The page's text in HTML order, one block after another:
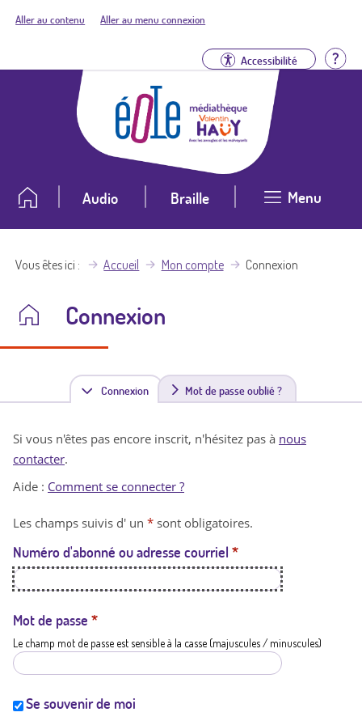
Aller au contenu Aller au menu connexion
Accessibilité
Audio Braille Menu
Vous êtes ici Accueil Mon compte Connexion
Connexion
Connexion(
n
t
a
t
i
Mot de passe oublié ?
Si vous n'êtes pas encore inscrit, n'hésitez pas à nous
contacter.
Aide : Comment se connecter ?
Les champs suivis d' un * sont obligatoires.
Numéro d'abonné ou adresse courriel *
Mot de passe *
Le champ mot de passe est sensible à la casse (majuscules / minuscules)
Se souvenir de moi